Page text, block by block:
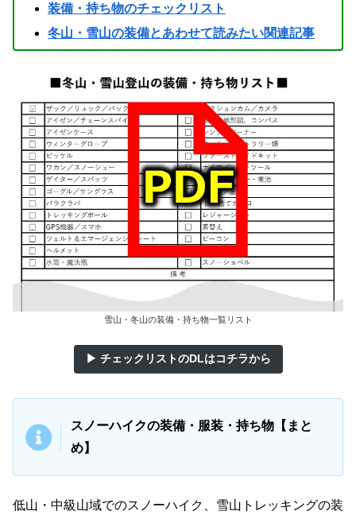
装備・持ち物のチェックリスト
冬山・雪山の装備とあわせて読みたい関連記事
雪山・冬山の装備・持ち物一覧リスト
▶ チェックリストのDLはコチラから
スノーハイクの装備・服装・持ち物【まと
め】
低山・中級山域でのスノーハイク、雪山トレッキングの装